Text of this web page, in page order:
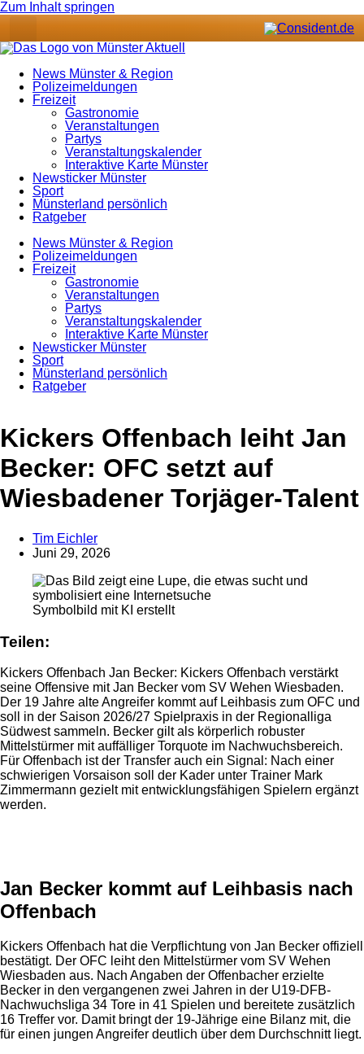
Zum Inhalt springen
News Münster & Region
Polizeimeldungen
Freizeit
Gastronomie
Veranstaltungen
Partys
Veranstaltungskalender
Interaktive Karte Münster
Newsticker Münster
Sport
Münsterland persönlich
Ratgeber
News Münster & Region
Polizeimeldungen
Freizeit
Gastronomie
Veranstaltungen
Partys
Veranstaltungskalender
Interaktive Karte Münster
Newsticker Münster
Sport
Münsterland persönlich
Ratgeber
Anzeige
Kickers Offenbach leiht Jan
Becker: OFC setzt auf
Wiesbadener Torjäger-Talent
Tim Eichler
Juni 29, 2026
Symbolbild mit KI erstellt
Teilen:
Kickers Offenbach Jan Becker: Kickers Offenbach verstärkt
seine Offensive mit Jan Becker vom SV Wehen Wiesbaden.
Der 19 Jahre alte Angreifer kommt auf Leihbasis zum OFC und
soll in der Saison 2026/27 Spielpraxis in der Regionalliga
Südwest sammeln. Becker gilt als körperlich robuster
Mittelstürmer mit auffälliger Torquote im Nachwuchsbereich.
Für Offenbach ist der Transfer auch ein Signal: Nach einer
schwierigen Vorsaison soll der Kader unter Trainer Mark
Zimmermann gezielt mit entwicklungsfähigen Spielern ergänzt
werden.
Jan Becker kommt auf Leihbasis nach
Offenbach
Kickers Offenbach hat die Verpflichtung von Jan Becker offiziell
bestätigt. Der OFC leiht den Mittelstürmer vom SV Wehen
Wiesbaden aus. Nach Angaben der Offenbacher erzielte
Becker in den vergangenen zwei Jahren in der U19-DFB-
Nachwuchsliga 34 Tore in 41 Spielen und bereitete zusätzlich
16 Treffer vor. Damit bringt der 19-Jährige eine Bilanz mit, die
für einen jungen Angreifer deutlich über dem Durchschnitt liegt.